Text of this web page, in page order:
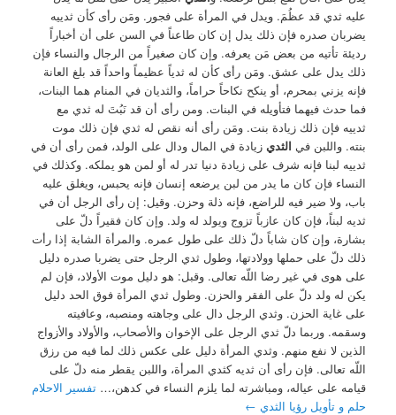
عليه ثدي قد عظُمَ. ويدل في المرأة على فجور. ومَن رأى كأن ثدييه
يضربان صدره فإن ذلك يدل إن كان طاعناً في السن على أن أخباراً
رديئة تأتيه من بعض مَن يعرفه. وإن كان صغيراً من الرجال والنساء فإن
ذلك يدل على عشق. ومَن رأى كأن له ثدياً عظيماً واحداً قد بلغ العانة
فإنه يزني بمحرم، أو ينكح نكاحاً حراماً، والثديان في المنام هما البنات،
فما حدث فيهما فتأويله في البنات. ومن رأى أن قد نَبُتَ له ثدي مع
ثدييه فإن ذلك زيادة بنت. ومَن رأى أنه نقص له ثدي فإن ذلك موت
بنته. واللبن في الثدي زيادة في المال ودال على الولد، فمن رأى أن في
ثدييه لبنا فإنه شرف على زيادة دنيا تدر له أو لمن هو يملكه. وكذلك في
النساء فإن كان ما يدر من لبن يرضعه إنسان فإنه يحبس، ويغلق عليه
باب، ولا ضير فيه للراضع، فإنه ذلة وحزن. وقيل: إن رأى الرجل أن في
ثديه لبناً، فإن كان عازباً تزوج ويولد له ولد. وإن كان فقيراً دلّ على
بشارة، وإن كان شاباً دلّ ذلك على طول عمره. والمرأة الشابة إذا رأت
ذلك دلّ على حملها وولادتها، وطول ثدي الرجل حتى يضربا صدره دليل
على هوى في غير رضا اللّه تعالى. وقبل: هو دليل موت الأولاد، فإن لم
يكن له ولد دلّ على الفقر والحزن. وطول ثدي المرأة فوق الحد دليل
على غاية الحزن. وثدي الرجل دال على وجاهته ومنصبه، وعافيته
وسقمه. وربما دلّ ثدي الرجل على الإخوان والأصحاب، والأولاد والأزواج
الذين لا نفع منهم. وثدي المرأة دليل على عكس ذلك لما فيه من رزق
اللّه تعالى. فإن رأى أن ثديه كثدي المرأة، واللبن يقطر منه دلّ على
قيامه على عياله، ومباشرته لما يلزم النساء في كدهن،…تفسير الاحلام
حلم و تأويل رؤيا الثدي ←